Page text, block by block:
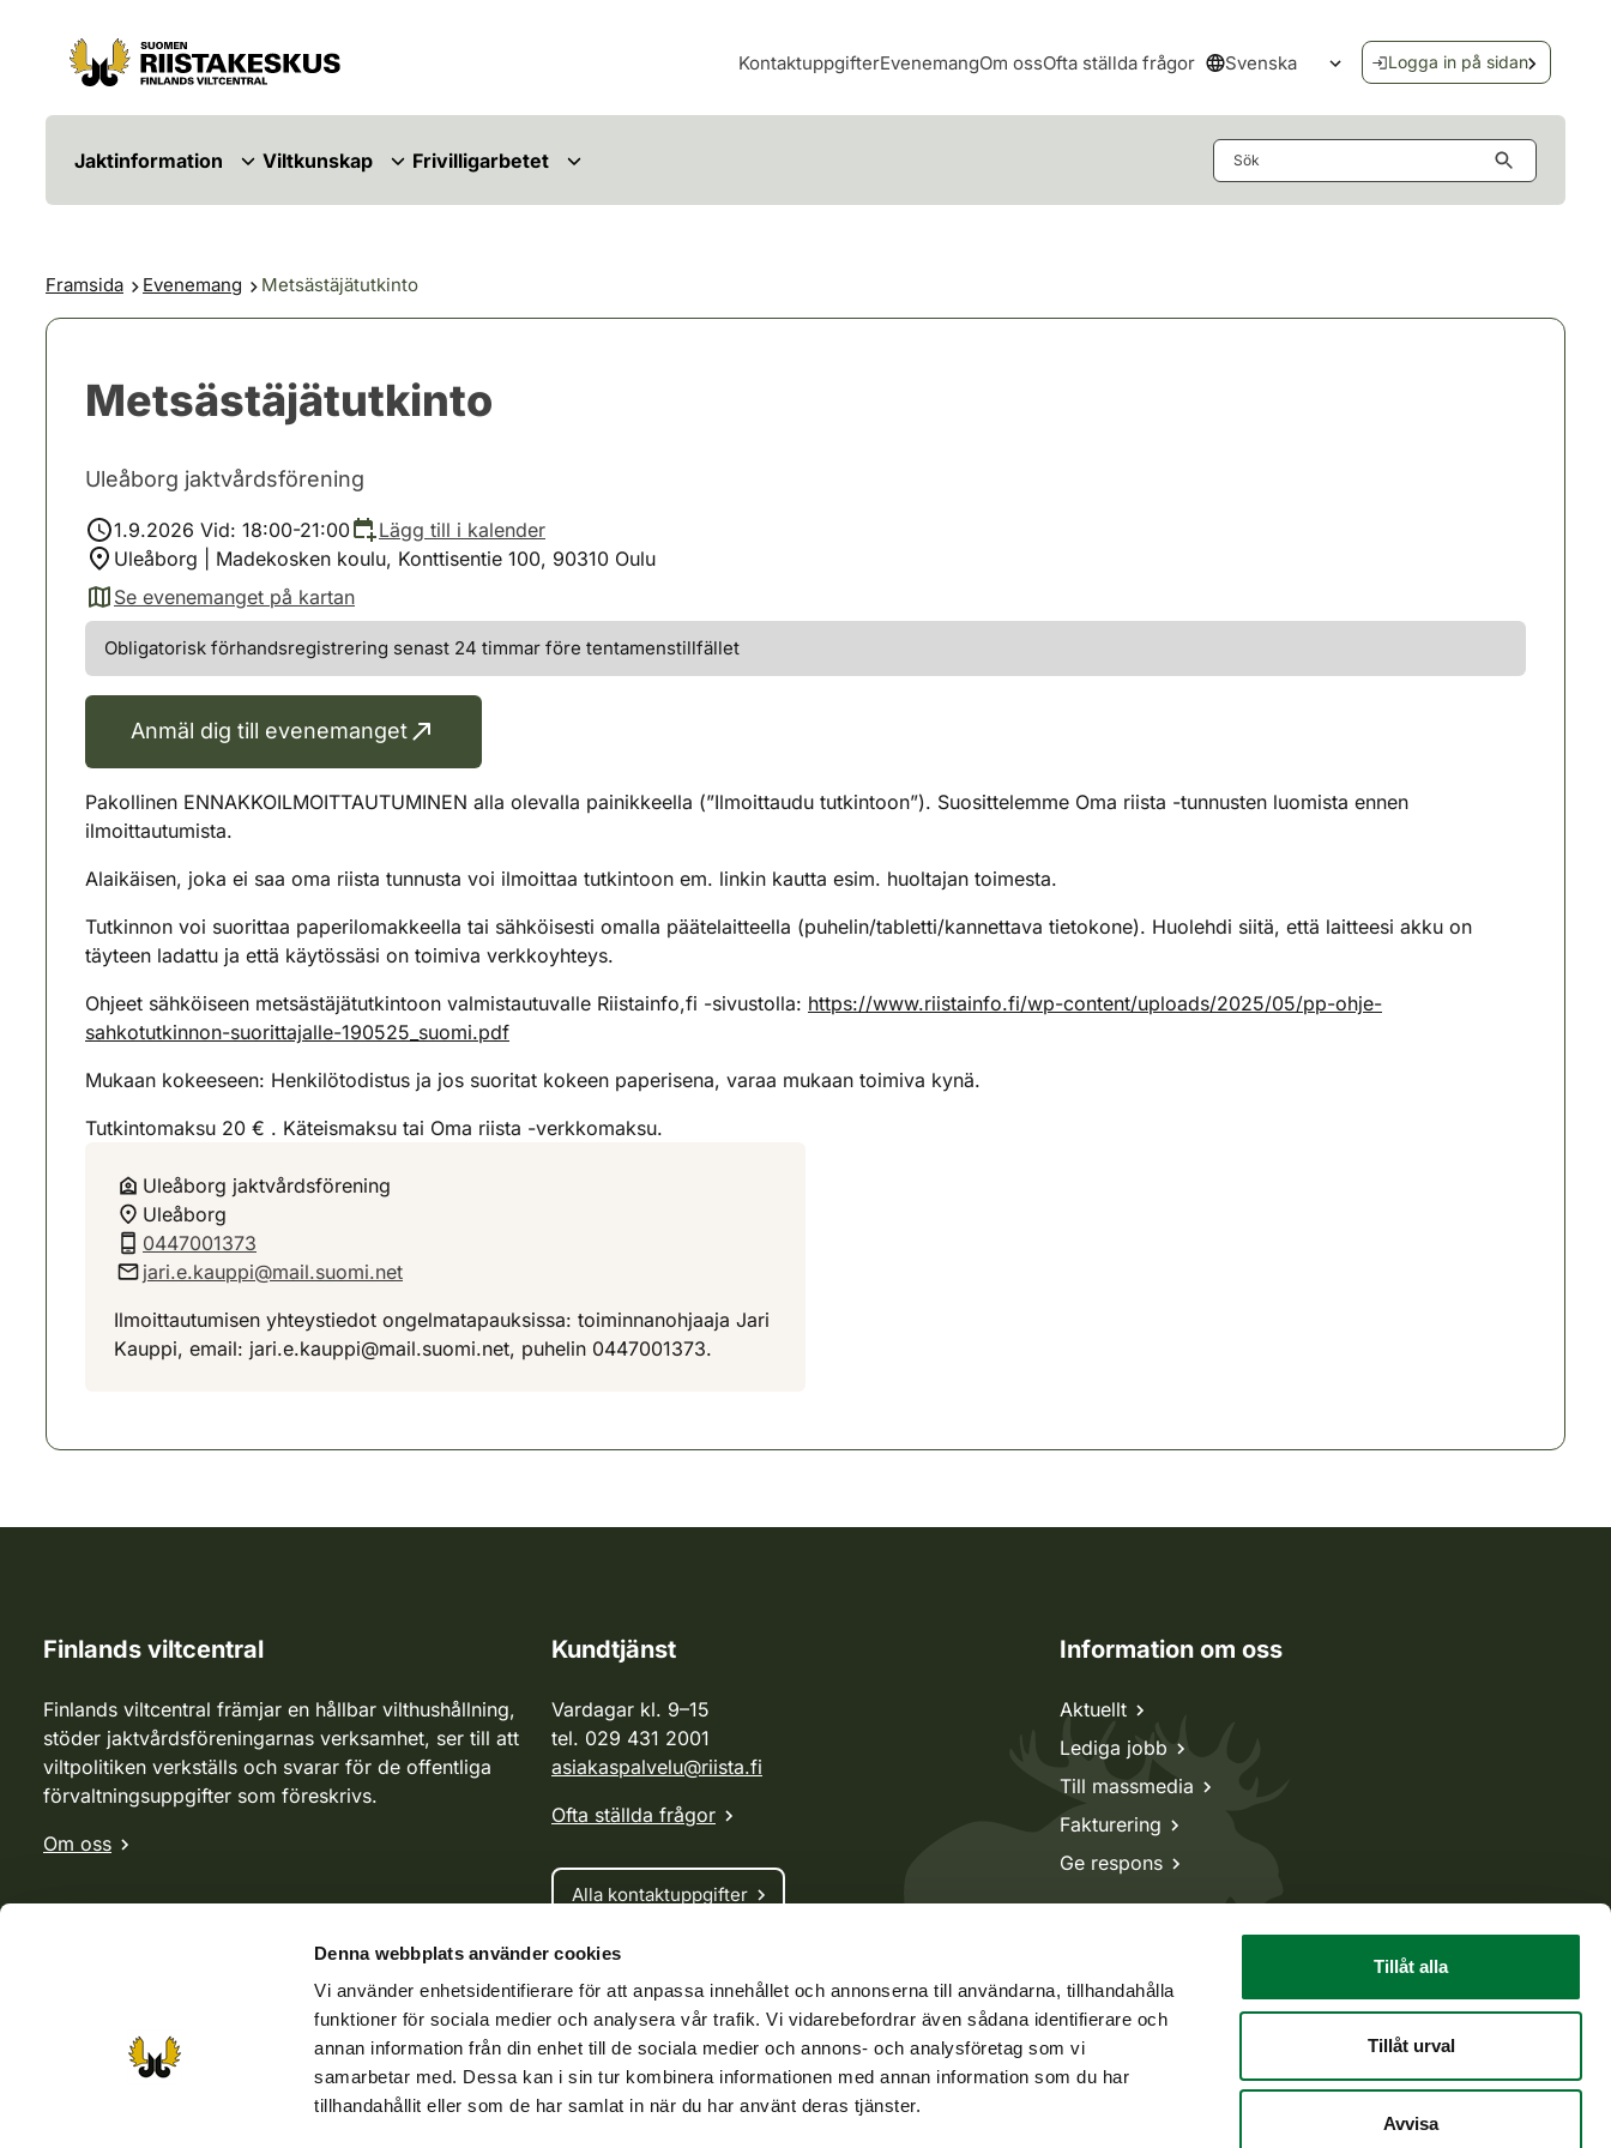
Denna webbplats använder cookies
Vi använder enhetsidentifierare för att anpassa innehållet och annonserna till användarna, tillhandahålla
funktioner för sociala medier och analysera vår trafik. Vi vidarebefordrar även sådana identifierare och
annan information från din enhet till de sociala medier och annons- och analysföretag som vi
samarbetar med. Dessa kan i sin tur kombinera informationen med annan information som du har
tillhandahållit eller som de har samlat in när du har använt deras tjänster.
Tillåt alla
Tillåt urval
Avvisa
Hoppa till innehåll
Gå till webbplatskartan
KontaktuppgifterEvenemangOm ossOfta ställda frågor Svenska
Öppna språkmenyn
Logga in på sidan
Jaktinformation Viltkunskap Frivilligarbetet
Framsida Evenemang Metsästäjätutkinto
Metsästäjätutkinto
Uleåborg jaktvårdsförening
1.9.2026 Vid: 18:00-21:00
Lägg till i kalender
Uleåborg | Madekosken koulu, Konttisentie 100, 90310 Oulu
Se evenemanget på kartan
(avautuu uuteen välilehteen)
Obligatorisk förhandsregistrering senast 24 timmar före tentamenstillfället
Anmäl dig till evenemanget
Pakollinen ENNAKKOILMOITTAUTUMINEN alla olevalla painikkeella (”Ilmoittaudu tutkintoon”). Suosittelemme Oma riista -tunnusten luomista ennen
ilmoittautumista.
Alaikäisen, joka ei saa oma riista tunnusta voi ilmoittaa tutkintoon em. linkin kautta esim. huoltajan toimesta.
Tutkinnon voi suorittaa paperilomakkeella tai sähköisesti omalla päätelaitteella (puhelin/tabletti/kannettava tietokone). Huolehdi siitä, että laitteesi akku on
täyteen ladattu ja että käytössäsi on toimiva verkkoyhteys.
Ohjeet sähköiseen metsästäjätutkintoon valmistautuvalle Riistainfo,fi -sivustolla: https://www.riistainfo.fi/wp-content/uploads/2025/05/pp-ohje-
sahkotutkinnon-suorittajalle-190525_suomi.pdf
Mukaan kokeeseen: Henkilötodistus ja jos suoritat kokeen paperisena, varaa mukaan toimiva kynä.
Tutkintomaksu 20 € . Käteismaksu tai Oma riista -verkkomaksu.
Uleåborg jaktvårdsförening
Uleåborg
0447001373
jari.e.kauppi@mail.suomi.net
Ilmoittautumisen yhteystiedot ongelmatapauksissa: toiminnanohjaaja Jari
Kauppi, email: jari.e.kauppi@mail.suomi.net, puhelin 0447001373.
Finlands viltcentral
Finlands viltcentral främjar en hållbar vilthushållning,
stöder jaktvårdsföreningarnas verksamhet, ser till att
viltpolitiken verkställs och svarar för de offentliga
förvaltningsuppgifter som föreskrivs.
Om oss
Kundtjänst
Vardagar kl. 9–15
tel. 029 431 2001
asiakaspalvelu@riista.fi
Ofta ställda frågor
Alla kontaktuppgifter
Jaktkort
Oma riista -tjänsten
Ansökan om licenser och dispenser
Information om oss
Aktuellt
Lediga jobb
Till massmedia
Fakturering
Ge respons
Tillbaka till början